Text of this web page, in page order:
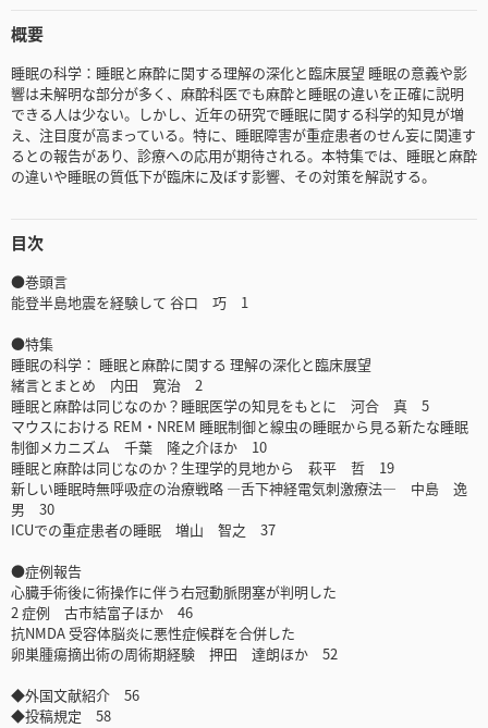
概要
睡眠の科学：睡眠と麻酔に関する理解の深化と臨床展望 睡眠の意義や影
響は未解明な部分が多く、麻酔科医でも麻酔と睡眠の違いを正確に説明
できる人は少ない。しかし、近年の研究で睡眠に関する科学的知見が増
え、注目度が高まっている。特に、睡眠障害が重症患者のせん妄に関連す
るとの報告があり、診療への応用が期待される。本特集では、睡眠と麻酔
の違いや睡眠の質低下が臨床に及ぼす影響、その対策を解説する。
目次
●巻頭言
能登半島地震を経験して 谷口 巧 1
●特集
睡眠の科学： 睡眠と麻酔に関する 理解の深化と臨床展望
緒言とまとめ 内田 寛治 2
睡眠と麻酔は同じなのか？睡眠医学の知見をもとに 河合 真 5
マウスにおける REM・NREM 睡眠制御と線虫の睡眠から見る新たな睡眠
制御メカニズム 千葉 隆之介ほか 10
睡眠と麻酔は同じなのか？生理学的見地から 萩平 哲 19
新しい睡眠時無呼吸症の治療戦略 ―舌下神経電気刺激療法― 中島 逸
男 30
ICUでの重症患者の睡眠 増山 智之 37
●症例報告
心臓手術後に術操作に伴う右冠動脈閉塞が判明した
2 症例 古市結富子ほか 46
抗NMDA 受容体脳炎に悪性症候群を合併した
卵巣腫瘍摘出術の周術期経験 押田 達朗ほか 52
◆外国文献紹介 56
◆投稿規定 58